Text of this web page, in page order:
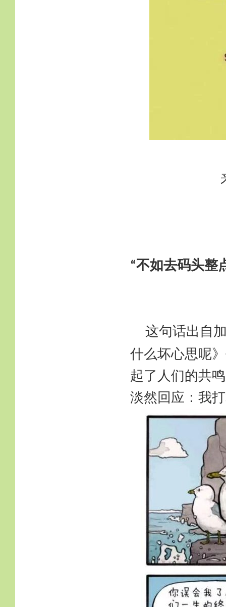
“不如去码头整
这句话出自
什么坏心思呢
起了人们的共
淡然回应：我